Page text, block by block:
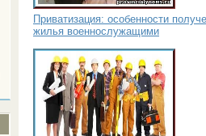
Приватизация: особенности
жилья военнослужащими